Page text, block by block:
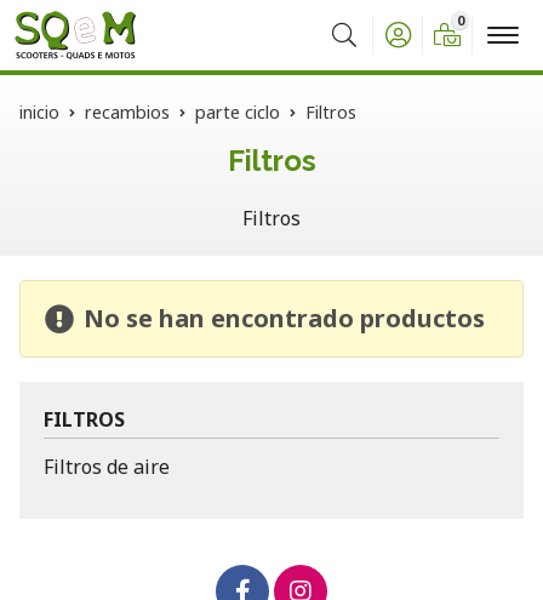
Buscar
0
inicio recambios parte ciclo Filtros
Filtros
Filtros
No se han encontrado productos
FILTROS
Filtros de aire